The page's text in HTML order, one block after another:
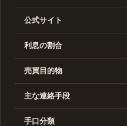
公式サイト
利息の割合
売買目的物
主な連絡手段
手口分類